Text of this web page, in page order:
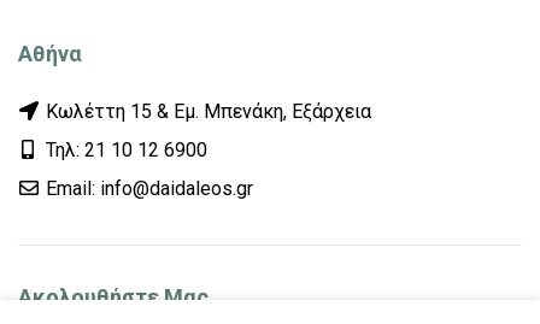
Αθήνα
Κωλέττη 15 & Εμ. Μπενάκη, Εξάρχεια
Τηλ: 21 10 12 6900
Εmail: info@daidaleos.gr
Ακολουθήστε Μας